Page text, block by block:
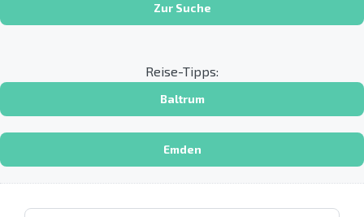
Zur Suche
Reise-Tipps:
Baltrum
Emden